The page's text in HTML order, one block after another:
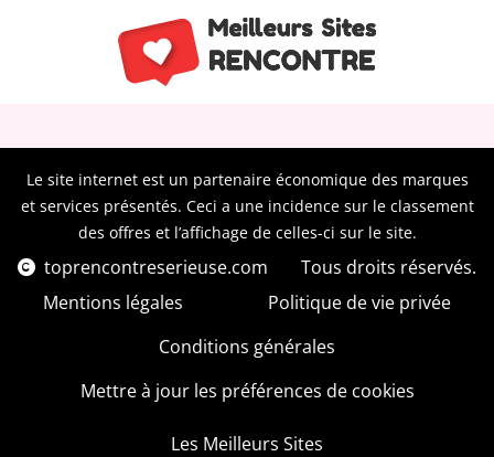
Le site internet est un partenaire économique des marques
et services présentés. Ceci a une incidence sur le classement
des offres et l’affichage de celles-ci sur le site.
toprencontreserieuse.com
Tous droits réservés.
Mentions légales
Politique de vie privée
Conditions générales
Mettre à jour les préférences de cookies
Les Meilleurs Sites